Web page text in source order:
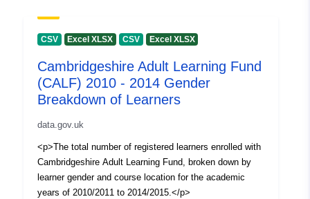
CSV Excel XLSX CSV Excel XLSX
Cambridgeshire Adult Learning Fund
(CALF) 2010 - 2014 Gender
Breakdown of Learners
data.gov.uk
<p>The total number of registered learners enrolled with
Cambridgeshire Adult Learning Fund, broken down by
learner gender and course location for the academic
years of 2010/2011 to 2014/2015.</p>